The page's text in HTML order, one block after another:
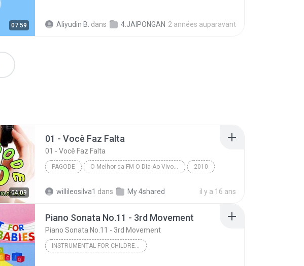
07:59 Aliyudin B. dans 4.JAIPONGAN 2 années auparavant
04:09
01 - Você Faz Falta
01 - Você Faz Falta
PAGODE O Melhor da FM O Dia Ao Vivo - www.sopagode10.com.br 2010
willileosilva1 dans My 4shared il y a 16 ans
Piano Sonata No.11 - 3rd Movement
Piano Sonata No.11 - 3rd Movement
INSTRUMENTAL FOR CHILDREN, RELAX